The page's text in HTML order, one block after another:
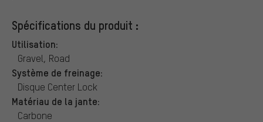
Spécifications du produit :
Utilisation:
Gravel, Road
Système de freinage:
Disque Center Lock
Matériau de la jante:
Carbone